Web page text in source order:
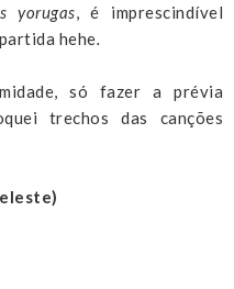
yorugas, é imprescindível
hehe.
só fazer a prévia
trechos das canções